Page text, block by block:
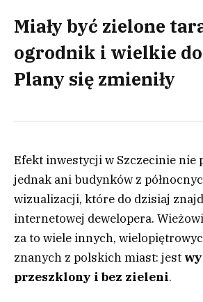
Miały być zielone
ogrodnik i wielkie
Plany się zmieniły
Efekt inwestycji w Szczecinie nie
jednak ani budynków z
wizualizacji, które do dzisiaj
internetowej dewelopera.
za to wiele innych,
znanych z polskich miast: jest
przeszklony i bez zieleni.